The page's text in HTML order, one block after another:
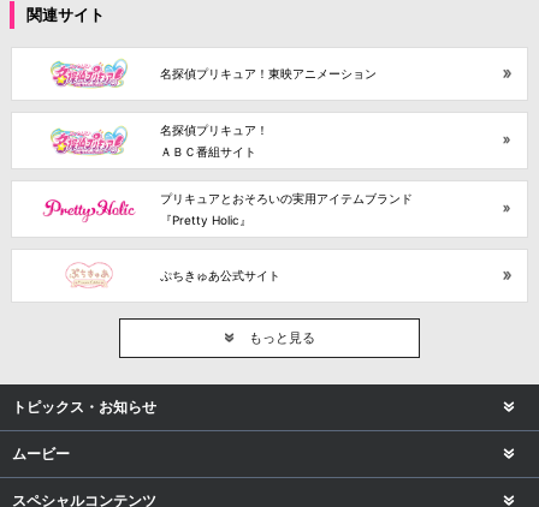
関連サイト
名探偵プリキュア！東映アニメーション
名探偵プリキュア！
ＡＢＣ番組サイト
プリキュアとおそろいの実用アイテムブランド
『Pretty Holic』
ぷちきゅあ公式サイト
もっと見る
トピックス・お知らせ
ムービー
スペシャルコンテンツ